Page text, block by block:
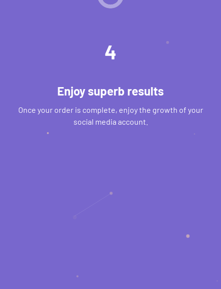
4
Enjoy superb results
Once your order is complete, enjoy the growth of your
social media account.